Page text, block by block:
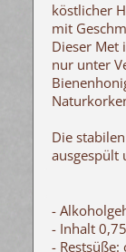
köstlicher
mit
Dieser Met
nur unter
Die
ausgespült
-
- Inhalt
-